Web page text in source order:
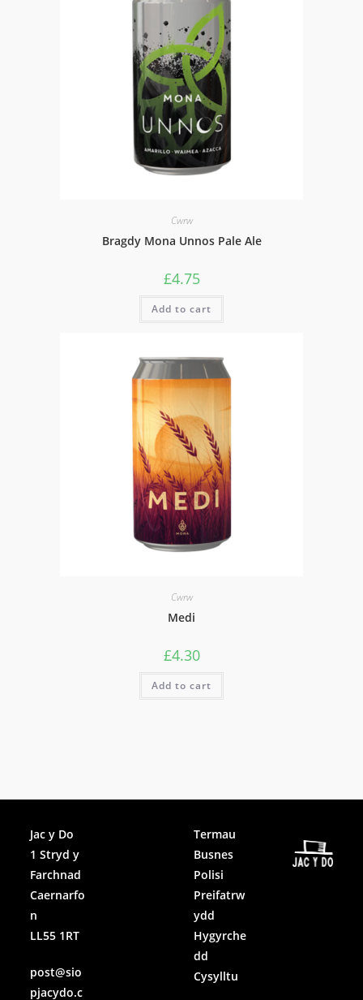
Cwrw
Bragdy Mona Unnos Pale Ale
£4.75
Add to cart
Cwrw
Medi
£4.30
Add to cart
Jac y Do
1 Stryd y
Farchnad
Caernarfo
n
LL55 1RT
post@sio
pjacydo.c
Termau
Busnes
Polisi
Preifatrw
ydd
Hygyrche
dd
Cysylltu